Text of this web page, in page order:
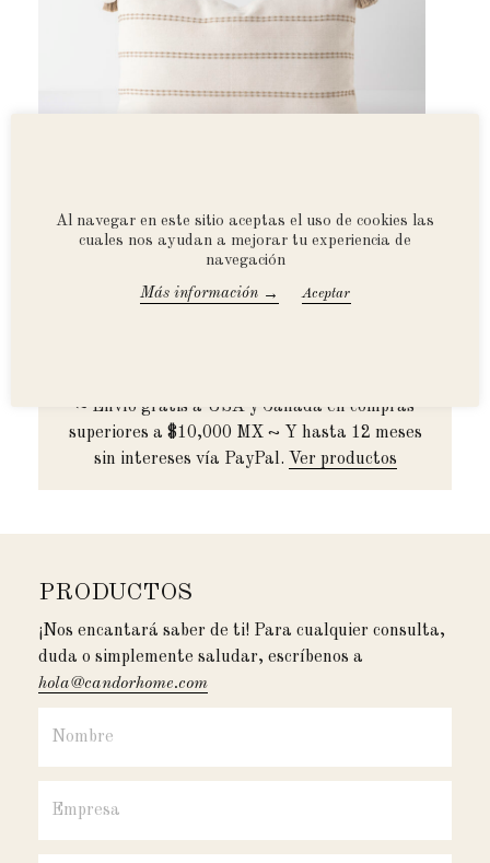
MOONLIGHT ~ Funda De Cojín
~ Envío gratis a USA y Canadá en compras
superiores a $10,000 MX ~ Y hasta 12 meses
sin intereses vía PayPal. Ver productos
PRODUCTOS
¡Nos encantará saber de ti! Para cualquier consulta,
duda o simplemente saludar, escríbenos a
hola@candorhome.com
Al navegar en este sitio aceptas el uso de cookies las
cuales nos ayudan a mejorar tu experiencia de
navegación
Más información → Accept All